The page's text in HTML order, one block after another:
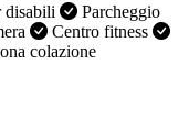
disabili
Parcheggio
Centro fitness
colazione